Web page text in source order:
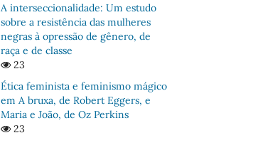
A interseccionalidade: Um estudo
sobre a resistência das mulheres
negras à opressão de gênero, de
raça e de classe
23
Ética feminista e feminismo mágico
em A bruxa, de Robert Eggers, e
Maria e João, de Oz Perkins
23